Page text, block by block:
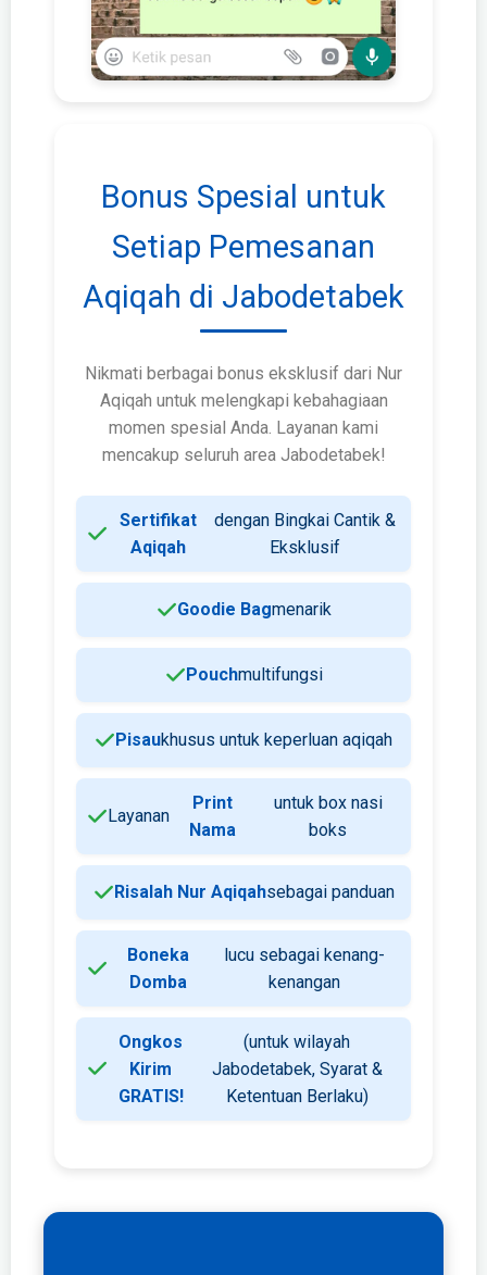
Bonus Spesial untuk
Setiap Pemesanan
Aqiqah di Jabodetabek
Nikmati berbagai bonus eksklusif dari Nur
Aqiqah untuk melengkapi kebahagiaan
momen spesial Anda. Layanan kami
mencakup seluruh area Jabodetabek!
Sertifikat
Aqiqah
dengan Bingkai Cantik &
Eksklusif
Goodie Bagmenarik
Pouchmultifungsi
Pisaukhusus untuk keperluan aqiqah
Layanan
Print
Nama
untuk box nasi
boks
Risalah Nur Aqiqahsebagai panduan
Boneka
Domba
lucu sebagai kenang-
kenangan
Ongkos
Kirim
GRATIS!
(untuk wilayah
Jabodetabek, Syarat &
Ketentuan Berlaku)